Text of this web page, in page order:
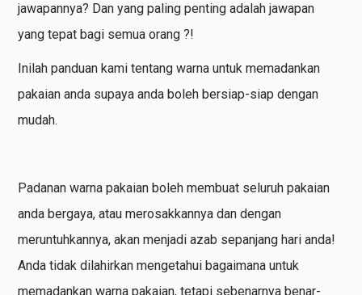
jawapannya? Dan yang paling penting adalah jawapan
yang tepat bagi semua orang ?!
Inilah panduan kami tentang warna untuk memadankan
pakaian anda supaya anda boleh bersiap-siap dengan
mudah.
Padanan warna pakaian boleh membuat seluruh pakaian
anda bergaya, atau merosakkannya dan dengan
meruntuhkannya, akan menjadi azab sepanjang hari anda!
Anda tidak dilahirkan mengetahui bagaimana untuk
memadankan warna pakaian, tetapi sebenarnya benar-